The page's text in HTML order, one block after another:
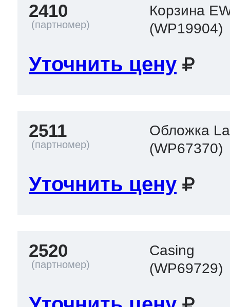
2410
Корзина
(WP19904)
Уточнить цену
2511
Обложка
(WP67370)
Уточнить цену
2520
Casing
(WP69729)